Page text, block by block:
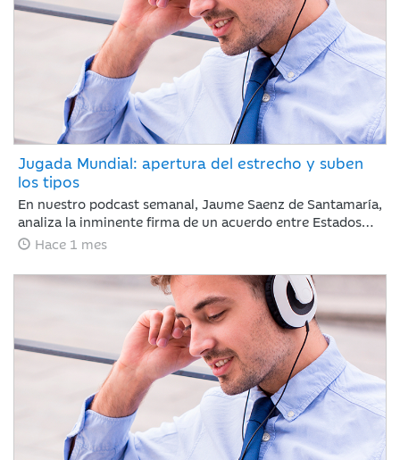
Jugada Mundial: apertura del estrecho y suben
los tipos
En nuestro podcast semanal, Jaume Saenz de Santamaría,
analiza la inminente firma de un acuerdo entre Estados
Unidos e Irán. El acuerdo reduce el riesgo geopolítico y
de Ormúz como principal catalizador, una caída del brent
hasta 82 dólares y un comportamiento positivo de la
renta variable, especialmente en Nasdaq. En este
contexto, la atención del inversor se desplaza desde
Oriente Medio hacia la política monetaria, con el BCE
ejecutando una subida de 25 puntos básicos y el foco
puesto ahora en el calendario de próximos movimientos
tanto en Europa como en Estados Unidos.
Hace 1 mes